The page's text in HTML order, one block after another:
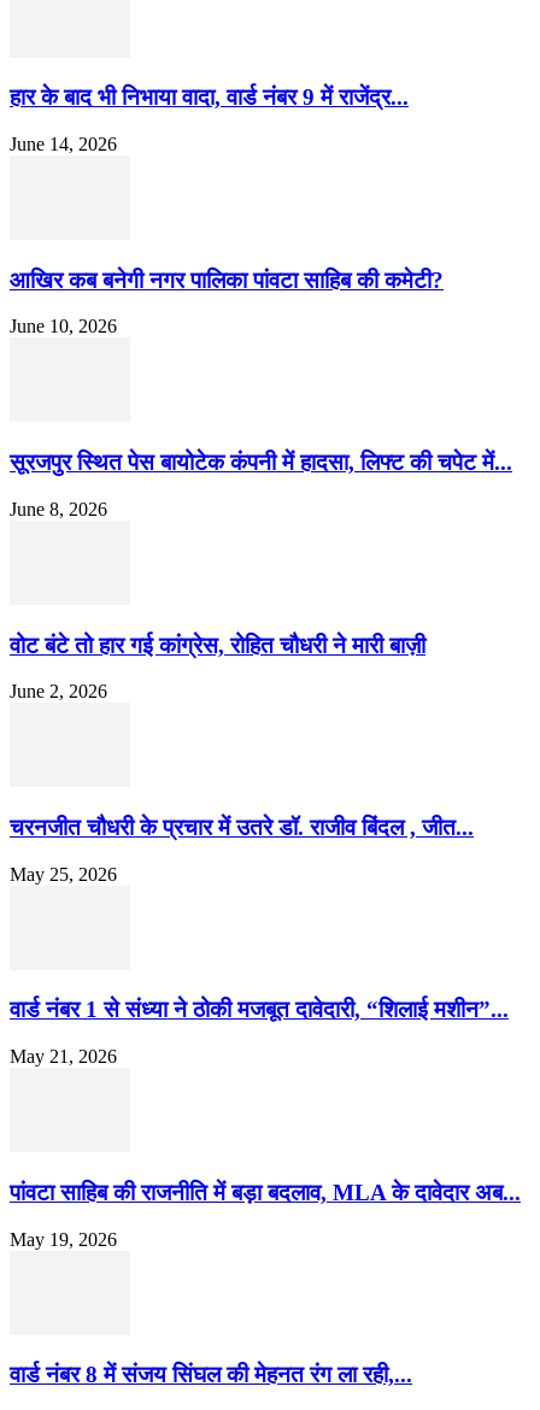
हार के बाद भी निभाया वादा, वार्ड नंबर 9 में राजेंद्र...
June 14, 2026
आखिर कब बनेगी नगर पालिका पांवटा साहिब की कमेटी?
June 10, 2026
सूरजपुर स्थित पेस बायोटेक कंपनी में हादसा, लिफ्ट की चपेट में...
June 8, 2026
वोट बंटे तो हार गई कांग्रेस, रोहित चौधरी ने मारी बाज़ी
June 2, 2026
चरनजीत चौधरी के प्रचार में उतरे डॉ. राजीव बिंदल , जीत...
May 25, 2026
वार्ड नंबर 1 से संध्या ने ठोकी मजबूत दावेदारी, “शिलाई मशीन”...
May 21, 2026
पांवटा साहिब की राजनीति में बड़ा बदलाव, MLA के दावेदार अब...
May 19, 2026
वार्ड नंबर 8 में संजय सिंघल की मेहनत रंग ला रही,...